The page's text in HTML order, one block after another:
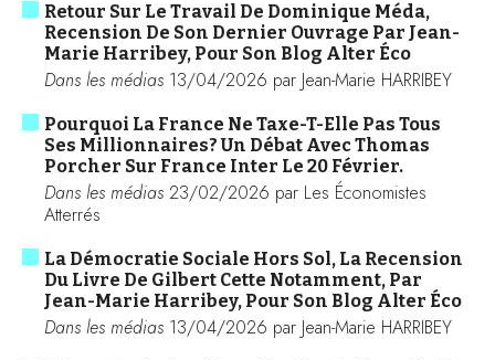
Retour Sur Le Travail De Dominique Méda,
Recension De Son Dernier Ouvrage Par Jean-
Marie Harribey, Pour Son Blog Alter Éco
Dans les médias 13/04/2026 par Jean-Marie HARRIBEY
Pourquoi La France Ne Taxe-T-Elle Pas Tous
Ses Millionnaires? Un Débat Avec Thomas
Porcher Sur France Inter Le 20 Février.
Dans les médias 23/02/2026 par Les Économistes
Atterrés
La Démocratie Sociale Hors Sol, La Recension
Du Livre De Gilbert Cette Notamment, Par
Jean-Marie Harribey, Pour Son Blog Alter Éco
Dans les médias 13/04/2026 par Jean-Marie HARRIBEY